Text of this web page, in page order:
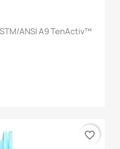
ANSI A9 TenActiv™
favorite_border